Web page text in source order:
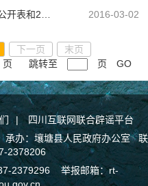
2016-03-02
下一页
末页
页 跳转至 页 GO
|
四川互联网联合辟谣平台
承办：壤塘县人民政府办公室 联
2378206
2379296 举报邮箱：rt-